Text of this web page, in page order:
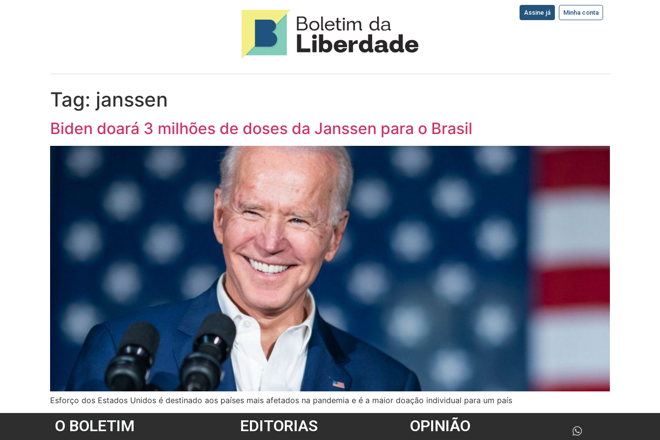
Assine já Minha conta
Tag: janssen
Biden doará 3 milhões de doses da Janssen para o Brasil
Esforço dos Estados Unidos é destinado aos países mais afetados na pandemia e é a maior doação individual para um país
O BOLETIM EDITORIAS OPINIÃO